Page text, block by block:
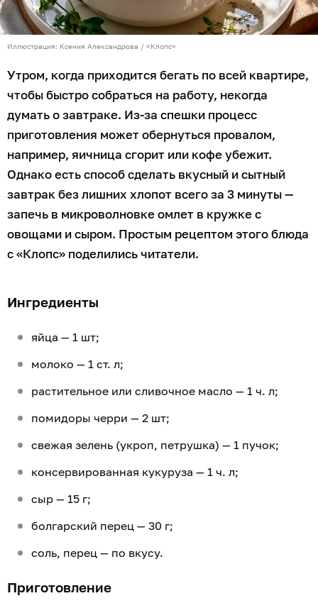
Иллюстрация: Ксения Александрова / «Клопс»
Утром, когда приходится бегать по всей квартире,
чтобы быстро собраться на работу, некогда
думать о завтраке. Из-за спешки процесс
приготовления может обернуться провалом,
например, яичница сгорит или кофе убежит.
Однако есть способ сделать вкусный и сытный
завтрак без лишних хлопот всего за 3 минуты —
запечь в микроволновке омлет в кружке с
овощами и сыром. Простым рецептом этого блюда
с «Клопс» поделились читатели.
Ингредиенты
яйца — 1 шт;
молоко — 1 ст. л;
растительное или сливочное масло — 1 ч. л;
помидоры черри — 2 шт;
свежая зелень (укроп, петрушка) — 1 пучок;
консервированная кукуруза — 1 ч. л;
сыр — 15 г;
болгарский перец — 30 г;
соль, перец — по вкусу.
Приготовление